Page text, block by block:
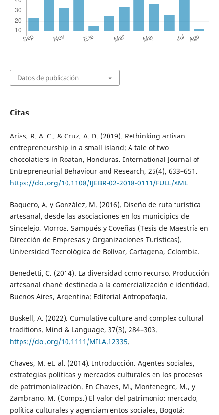
Datos de publicación
Citas
Arias, R. A. C., & Cruz, A. D. (2019). Rethinking artisan
entrepreneurship in a small island: A tale of two
chocolatiers in Roatan, Honduras. International Journal of
Entrepreneurial Behaviour and Research, 25(4), 633–651.
https://doi.org/10.1108/IJEBR-02-2018-0111/FULL/XML
Baquero, A. y González, M. (2016). Diseño de ruta turística
artesanal, desde las asociaciones en los municipios de
Sincelejo, Morroa, Sampués y Coveñas (Tesis de Maestría en
Dirección de Empresas y Organizaciones Turísticas).
Universidad Tecnológica de Bolívar, Cartagena, Colombia.
Benedetti, C. (2014). La diversidad como recurso. Producción
artesanal chané destinada a la comercialización e identidad.
Buenos Aires, Argentina: Editorial Antropofagia.
Buskell, A. (2022). Cumulative culture and complex cultural
traditions. Mind & Language, 37(3), 284–303.
https://doi.org/10.1111/MILA.12335.
Chaves, M. et. al. (2014). Introducción. Agentes sociales,
estrategias políticas y mercados culturales en los procesos
de patrimonialización. En Chaves, M., Montenegro, M., y
Zambrano, M. (Comps.) El valor del patrimonio: mercado,
política culturales y agenciamientos sociales, Bogotá: